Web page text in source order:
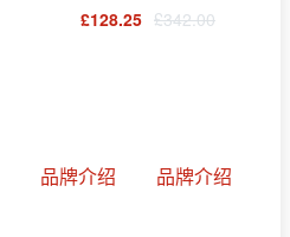
£128.25 £342.00
品牌介绍
品牌介绍